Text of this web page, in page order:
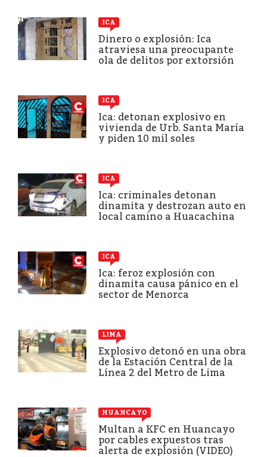
ICA
Dinero o explosión: Ica
atraviesa una preocupante
ola de delitos por extorsión
ICA
Ica: detonan explosivo en
vivienda de Urb. Santa María
y piden 10 mil soles
ICA
Ica: criminales detonan
dinamita y destrozan auto en
local camino a Huacachina
ICA
Ica: feroz explosión con
dinamita causa pánico en el
sector de Menorca
LIMA
Explosivo detonó en una obra
de la Estación Central de la
Línea 2 del Metro de Lima
HUANCAYO
Multan a KFC en Huancayo
por cables expuestos tras
alerta de explosión (VIDEO)